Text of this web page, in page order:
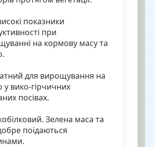
показники
при
на кормову масу та
для вирощування на
у вико-гірчичних
посівах.
Зелена маса та
поїдаються